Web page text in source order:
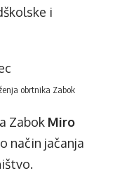
i
obrtnika Zabok
Zabok Miro
način jačanja